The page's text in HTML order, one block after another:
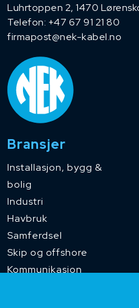
Luhrtoppen 2, 1470
Telefon: +47 67 91 21 80
firmapost@nek-kabel.no
Bransjer
Installasjon, bygg &
bolig
Industri
Havbruk
Samferdsel
Skip og offshore
Kommunikasjon